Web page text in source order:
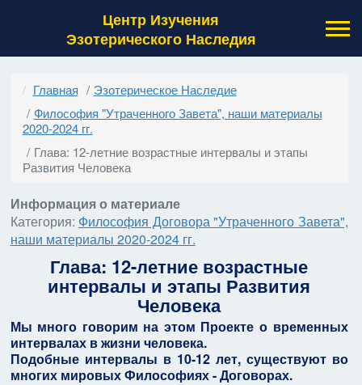
Центр Изучения
Эзотерического Наследия
Главная
Эзотерическое Наследие
Философия "Утраченного Завета", наши материалы
2020-2024 гг.
Глава: 12-летние возрастные интервалы и этапы
Развития Человека
Информация о материале
Категория: Философия Договора "Утраченного Завета",
наши материалы 2020-2024 гг.
Глава: 12-летние возрастные
интервалы и этапы Развития
Человека
Мы много говорим на этом Проекте о временных
интервалах в жизни человека.
Подобные интервалы в 10-12 лет, существуют во
многих мировых Философиях - Договорах.